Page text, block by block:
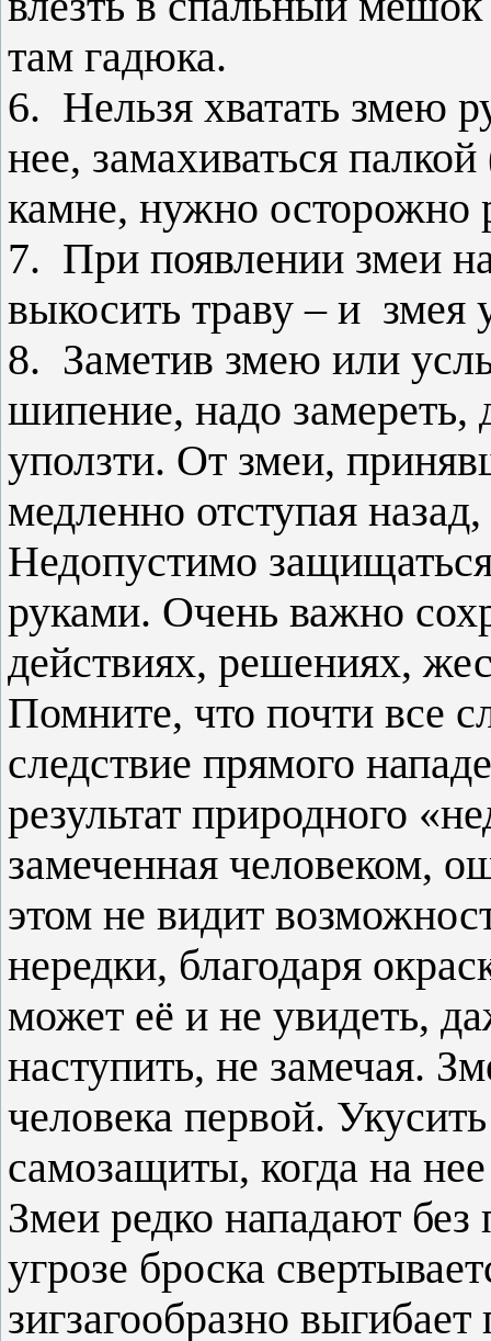
там гадюка.
6. Нельзя хватать змею
нее, замахиваться
камне, нужно осторожно
7. При появлении змеи
выкосить траву – и змея
8. Заметив змею или
шипение, надо замереть,
уползти. От змеи,
медленно отступая
Недопустимо
руками. Очень важно
действиях, решениях,
Помните, что почти все
следствие прямого
результат природного
замеченная человеком,
этом не видит
нередки, благодаря
может её и не увидеть,
наступить, не замечая.
человека первой.
самозащиты, когда на
Змеи редко нападают
угрозе броска
зигзагообразно